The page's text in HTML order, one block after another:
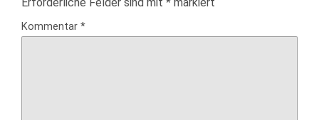
Kommentar *